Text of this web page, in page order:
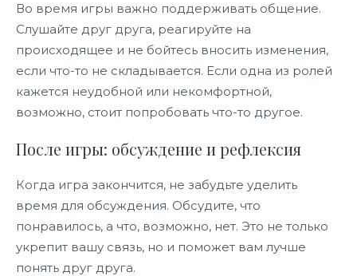
Во время игры важно поддерживать общение.
Слушайте друг друга, реагируйте на
происходящее и не бойтесь вносить изменения,
если что-то не складывается. Если одна из ролей
кажется неудобной или некомфортной,
возможно, стоит попробовать что-то другое.
После игры: обсуждение и рефлексия
Когда игра закончится, не забудьте уделить
время для обсуждения. Обсудите, что
понравилось, а что, возможно, нет. Это не только
укрепит вашу связь, но и поможет вам лучше
понять друг друга.